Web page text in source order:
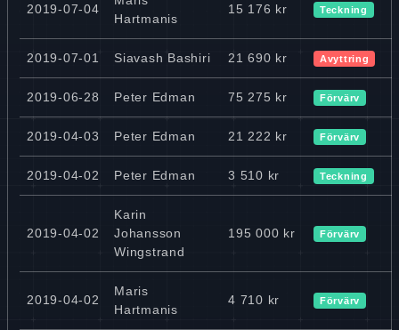
2019-07-04
Hartmanis
15 176 kr Teckning
2019-07-01 Siavash Bashiri 21 690 kr Avyttring
2019-06-28 Peter Edman 75 275 kr Förvärv
2019-04-03 Peter Edman 21 222 kr Förvärv
2019-04-02 Peter Edman 3 510 kr Teckning
2019-04-02
Karin
Johansson
Wingstrand
195 000 kr Förvärv
2019-04-02
Maris
Hartmanis
4 710 kr Förvärv